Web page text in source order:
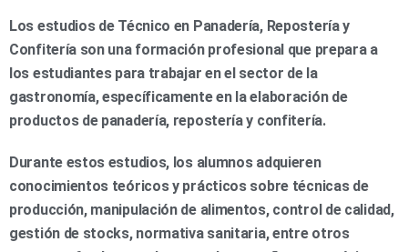
Los estudios de Técnico en Panadería, Repostería y
Confitería son una formación profesional que prepara a
los estudiantes para trabajar en el sector de la
gastronomía, específicamente en la elaboración de
productos de panadería, repostería y confitería.
Durante estos estudios, los alumnos adquieren
conocimientos teóricos y prácticos sobre técnicas de
producción, manipulación de alimentos, control de calidad,
gestión de stocks, normativa sanitaria, entre otros